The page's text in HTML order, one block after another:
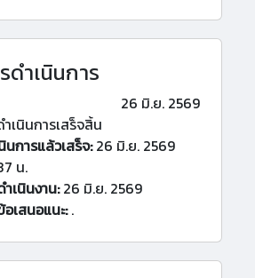
ดำเนินการ
26 มิ.ย. 2569
เนินการเสร็จสิ้น
นการแล้วเสร็จ:26 มิ.ย. 2569
น.
เนินงาน:26 มิ.ย. 2569
เสนอแนะ:.